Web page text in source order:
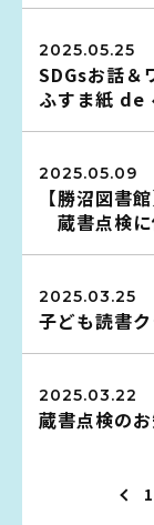
2025.05.25
SDGsお話＆
ふすま紙 de
2025.05.09
【勝沼図書館
蔵書点検
2025.03.25
子ども読書
2025.03.22
蔵書点検のお
1